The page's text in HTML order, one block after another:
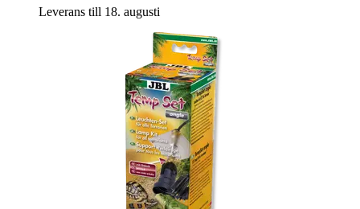
Leverans till 18. augusti